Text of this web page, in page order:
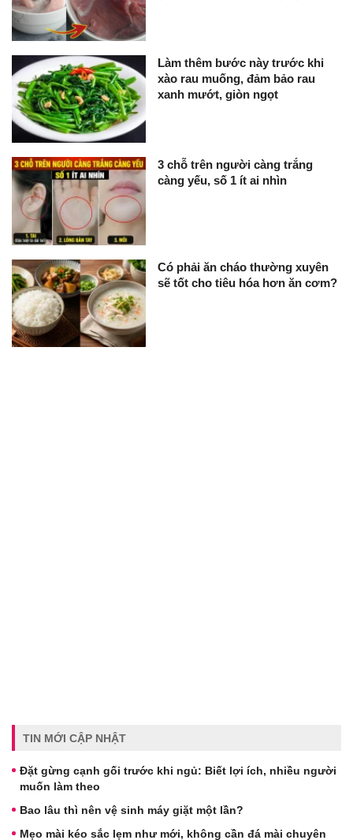
Làm thêm bước này trước khi
xào rau muống, đảm bảo rau
xanh mướt, giòn ngọt
3 chỗ trên người càng trắng
càng yếu, số 1 ít ai nhìn
Có phải ăn cháo thường xuyên
sẽ tốt cho tiêu hóa hơn ăn cơm?
TIN MỚI CẬP NHẬT
Đặt gừng cạnh gối trước khi ngủ: Biết lợi ích, nhiều người
muốn làm theo
Bao lâu thì nên vệ sinh máy giặt một lần?
Mẹo mài kéo sắc lẹm như mới, không cần đá mài chuyên